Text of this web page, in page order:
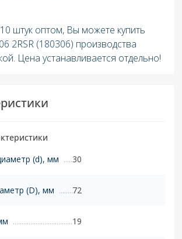
штук оптом, Вы можете купить
2RSR (180306) производства
Цена устанавливается отдельно!
(d), мм
30
(D), мм 72
19